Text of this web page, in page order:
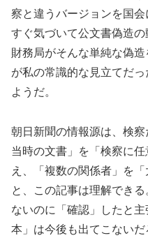
察と違うバージョンを国
すぐ気づいて公文書偽造
財務局がそんな単純な偽
が私の常識的な見立てだ
ようだ。
朝日新聞の情報源は、検察
当時の文書」を「検察に
え、「複数の関係者」を
と、この記事は理解でき
ないのに「確認」したと
本」は今後も出てこない